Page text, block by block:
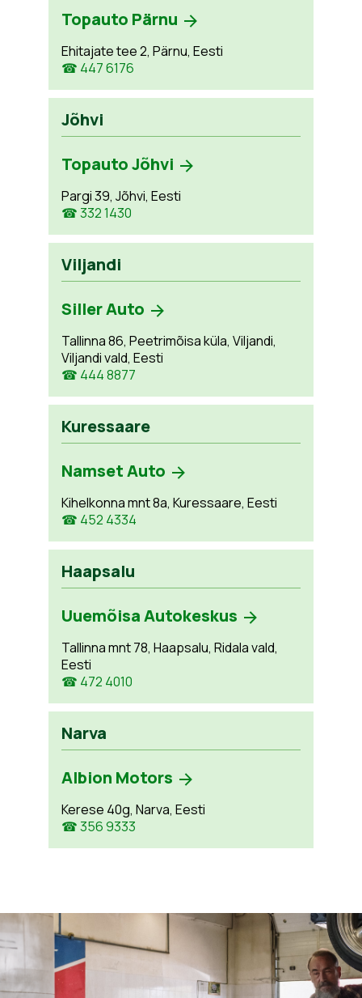
Topauto Pärnu
Ehitajate tee 2, Pärnu, Eesti
☎ 447 6176
Jõhvi
Topauto Jõhvi
Pargi 39, Jõhvi, Eesti
☎ 332 1430
Viljandi
Siller Auto
Tallinna 86, Peetrimõisa küla, Viljandi,
Viljandi vald, Eesti
☎ 444 8877
Kuressaare
Namset Auto
Kihelkonna mnt 8a, Kuressaare, Eesti
☎ 452 4334
Haapsalu
Uuemõisa Autokeskus
Tallinna mnt 78, Haapsalu, Ridala vald,
Eesti
☎ 472 4010
Narva
Albion Motors
Kerese 40g, Narva, Eesti
☎ 356 9333